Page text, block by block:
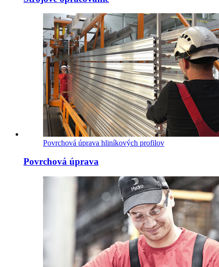
Povrchová úprava hliníkových profilov
Povrchová úprava